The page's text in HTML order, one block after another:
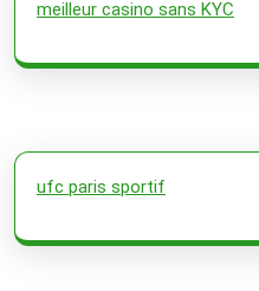
meilleur casino sans KYC
ufc paris sportif